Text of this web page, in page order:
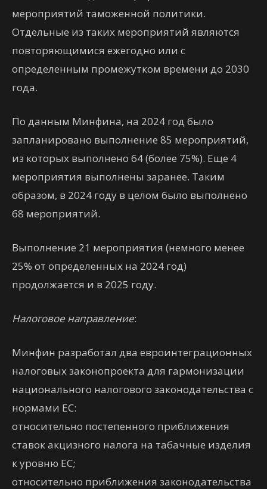
мероприятий таможенной политики.
Отдельные из таких мероприятий являются
повторяющимися ежегодно или с
определенным промежутком времени до 2030
года.
По данным Минфина, на 2024 год было
запланировано выполнение 85 мероприятий,
из которых выполнено 64 (более 75%). Еще 4
мероприятия выполнены заранее. Таким
образом, в 2024 году в целом было выполнено
68 мероприятий.
Выполнение 21 мероприятия (немного менее
25% от определенных на 2024 год)
продолжается и в 2025 году.
Налоговое направление:
Минфин разработал два евроинтеграционных
налоговых законопроекта для гармонизации
национального налогового законодательства с
нормами ЕС:
относительно постепенного приближения
ставок акцизного налога на табачные изделия
к уровню ЕС;
относительно приближения законодательства